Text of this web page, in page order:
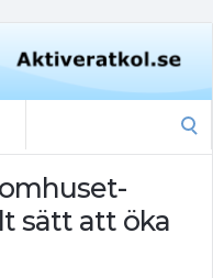
sätt att öka